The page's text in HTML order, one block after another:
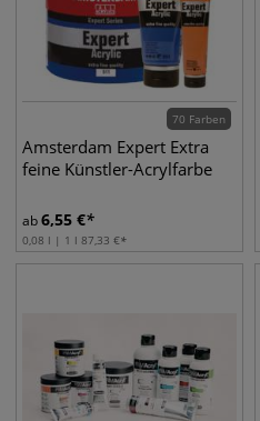
70 Farben
Amsterdam Expert Extra
feine Künstler-Acrylfarbe
ab6,55 €
0,08 l | 1 l 87,33 €